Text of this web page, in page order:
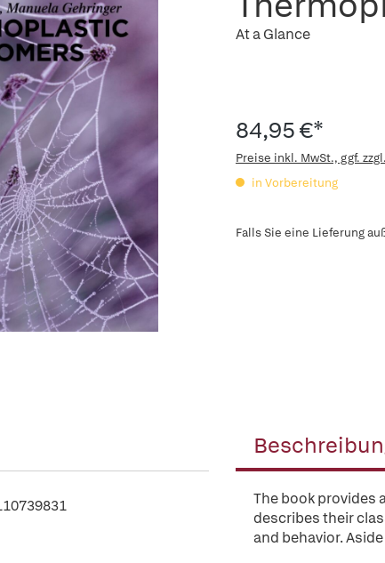
At a Glance
84,95 €*
Preise inkl. MwSt., ggf.
in Vorbereitung
Falls Sie eine Lieferung
The book provides
describes their
and behavior.